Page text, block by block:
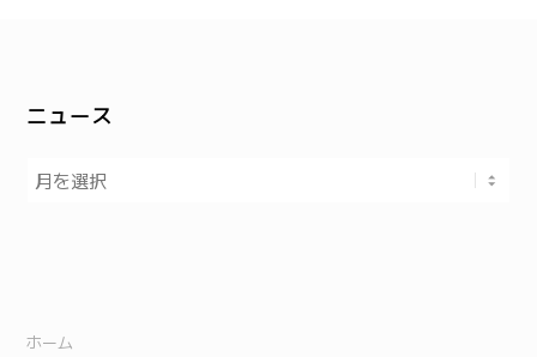
ニュース
ホーム